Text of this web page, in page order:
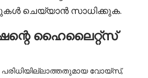
ചെയ്യാൻ സാധിക്കുക.
ഹൈലൈറ്റ്സ്
വോയ്‌സ്,